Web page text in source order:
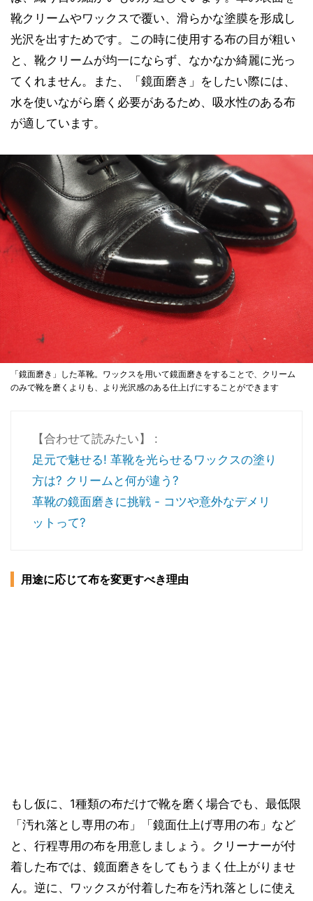
靴クリームやワックスで覆い、滑らかな塗膜を形成し
光沢を出すためです。この時に使用する布の目が粗い
と、靴クリームが均一にならず、なかなか綺麗に光っ
てくれません。また、「鏡面磨き」をしたい際には、
水を使いながら磨く必要があるため、吸水性のある布
が適しています。
「鏡面磨き」した革靴。ワックスを用いて鏡面磨きをすることで、クリーム
のみで靴を磨くよりも、より光沢感のある仕上げにすることができます
【合わせて読みたい】 :
足元で魅せる! 革靴を光らせるワックスの塗り
方は? クリームと何が違う?
革靴の鏡面磨きに挑戦 - コツや意外なデメリ
ットって?
用途に応じて布を変更すべき理由
もし仮に、1種類の布だけで靴を磨く場合でも、最低限
「汚れ落とし専用の布」「鏡面仕上げ専用の布」など
と、行程専用の布を用意しましょう。クリーナーが付
着した布では、鏡面磨きをしてもうまく仕上がりませ
ん。逆に、ワックスが付着した布を汚れ落としに使え